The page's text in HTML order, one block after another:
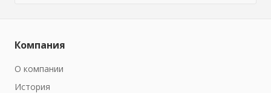
Компания
О компании
История